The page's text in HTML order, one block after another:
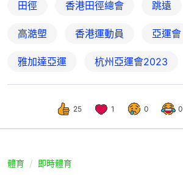
田徑 香港田徑總會 跳遠
高澔塱 香港運動員 亞運會
雅加達亞運 杭州亞運會2023
25 1 0 0
體育 即時體育